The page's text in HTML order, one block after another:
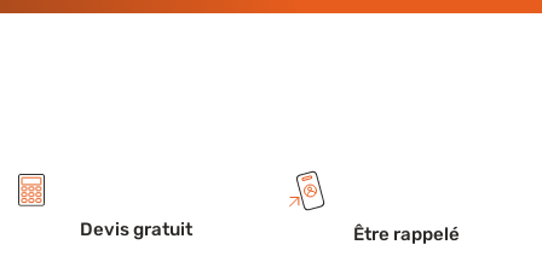
Devis gratuit Être rappelé